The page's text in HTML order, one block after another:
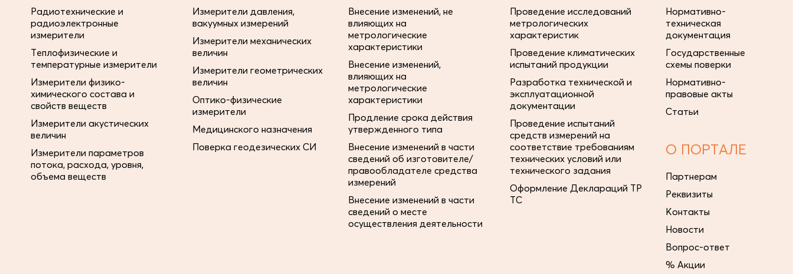
Радиотехнические и
радиоэлектронные
измерители
Теплофизические и
температурные измерители
Измерители физико-
химического состава и
свойств веществ
Измерители акустических
величин
Измерители параметров
потока, расхода, уровня,
объема веществ
Измерители давления,
вакуумных измерений
Измерители механических
величин
Измерители геометрических
величин
Оптико-физические
измерители
Медицинского назначения
Поверка геодезических СИ
Внесение изменений, не
влияющих на
метрологические
характеристики
Внесение изменений,
влияющих на
метрологические
характеристики
Продление срока действия
утвержденного типа
Внесение изменений в части
сведений об изготовителе/
правообладателе средства
измерений
Внесение изменений в части
сведений о месте
осуществления деятельности
Проведение исследований
метрологических
характеристик
Проведение климатических
испытаний продукции
Разработка технической и
эксплуатационной
документации
Проведение испытаний
средств измерений на
соответствие требованиям
технических условий или
технического задания
Оформление Деклараций ТР
ТС
Нормативно-
техническая
документация
Государственные
схемы поверки
Нормативно-
правовые акты
Статьи
О ПОРТАЛЕ
Партнерам
Реквизиты
Контакты
Новости
Вопрос-ответ
% Акции